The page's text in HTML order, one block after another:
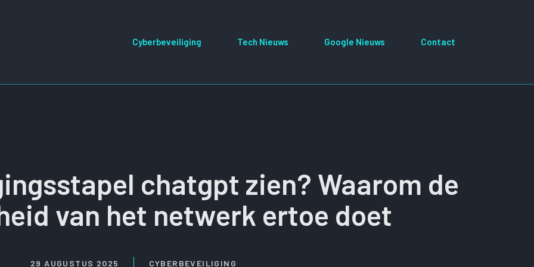
Cyberbeveiliging Tech Nieuws Google Nieuws Contact
chatgpt zien? Waarom de
van het netwerk ertoe doet
29 AUGUSTUS 2025 CYBERBEVEILIGING